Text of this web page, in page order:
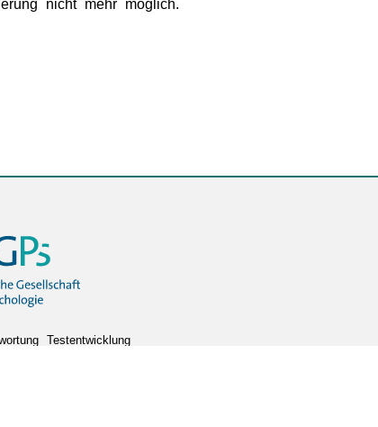
nicht mehr möglich.
Testentwicklung